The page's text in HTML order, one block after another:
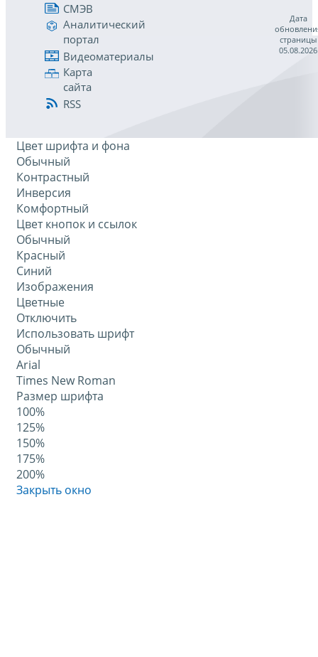
СМЭВ
Аналитический
портал
Видеоматериалы
Карта
сайта
RSS
Дата
страницы
05.08.2026
Цвет шрифта и фона
Обычный
Контрастный
Инверсия
Комфортный
Цвет кнопок и ссылок
Обычный
Красный
Синий
Изображения
Цветные
Отключить
Использовать шрифт
Обычный
Arial
Times New Roman
Размер шрифта
100%
125%
150%
175%
200%
Закрыть окно